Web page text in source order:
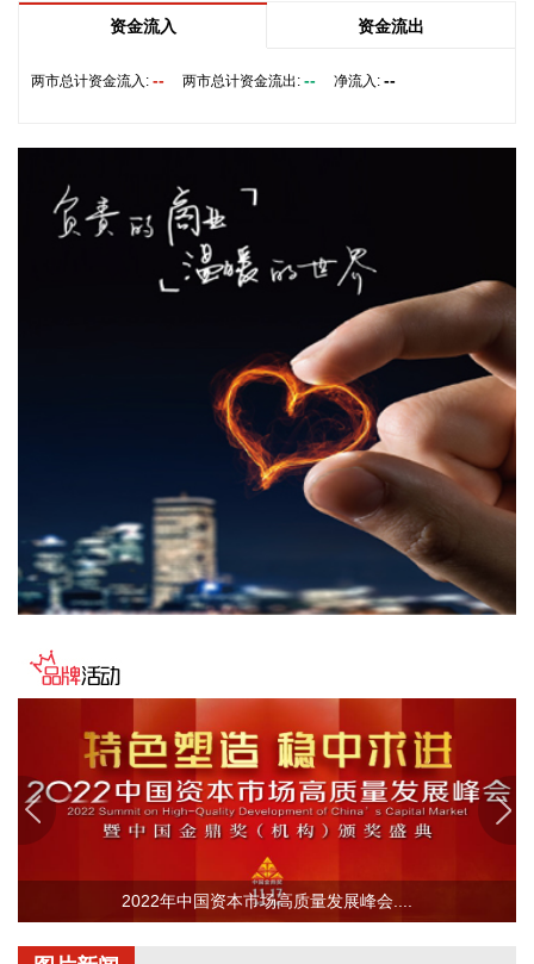
2026-08-08 16:58:19
据“浦东发布”微信公众号消息，上海市文化旅游局介绍，台
据群众新闻，8月5日22时，陕西移动在商洛市镇安县受汛情影
响区域启动5G异网漫游工作，向其他运营商客户提供5G网络
漫游接入服务。该技术用于应急场景，当用户所属运营商网络
中断时，无需换卡换号即可接入其他运营商5G网络，享受免费
通话与上网服务，这是我省首次将该功能用于汛期通信保障实
战。 本次成功开通验证了5G异网漫游跨企业协同保障能力，
以及在真实汛情下的启停流程、业务配置和监控保障等全环节
操作性，有效增强了全省通信网络容灾韧性，为守护人民群众
生命财产安全和防汛救灾指挥畅通筑牢通信“生命线”。
美国国会参议院8日通过一项联邦政府临时拨款法案，以避免
联邦政府在现行预算到期后“停摆”。
2026-08-08 16:35:10
的阶段。8日上午，省委、省政府召开全省防御应对13号台
风“白海豚”工作视频调度会。省委书记王浩肯定了全省前一阶
段防御应对工作成效。他强调，与台风“巴威”相比，“白海豚”可
能强度更强、持续时间更长、造成影响更大。要高度警觉、闻
令而动，把防汛防台工作作为当前的重中之重，始终坚持人民
至上、生命至上，坚持“从最坏处着眼、做到顶格防御、打足提
前量”，立足台风正面登陆、贯穿全省、长时间影响、风雨
潮“三碰头”等极端情况，坚决克服麻痹思想、侥幸心理，把所
有的工作都往前预置、往前赶，确保守住“三条底线”，实现“不
场大仗硬仗。
资金流入 资金流出
两市总计资金流入: -- 两市总计资金流出: -- 净流入: --
2022年中国资本市场高质量发展峰会....